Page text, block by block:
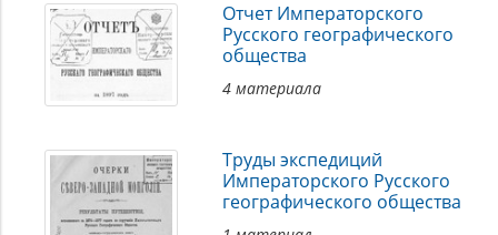
Отчет Императорского
Русского географического
общества
4 материала
Труды экспедиций
Императорского Русского
географического общества